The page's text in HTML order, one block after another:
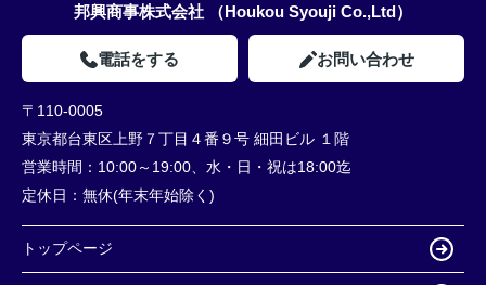
邦興商事株式会社 （Houkou Syouji Co.,Ltd）
電話をする お問い合わせ
〒110-0005
東京都台東区上野７丁目４番９号 細田ビル １階
営業時間： 10:00～19:00、水・日・祝は18:00迄
定休日： 無休(年末年始除く)
トップページ